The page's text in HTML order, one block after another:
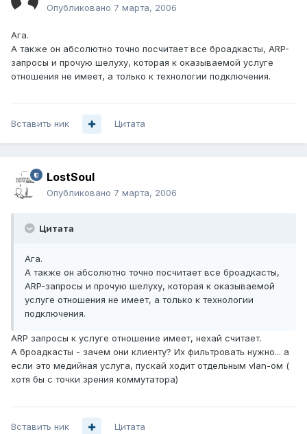
Опубликовано 7 марта, 2006
Ага.
А также он абсолютно точно посчитает все броадкасты, ARP-
запросы и прочую шелуху, которая к оказываемой услуге
отношения не имеет, а только к технологии подключения.
Вставить ник Цитата
LostSoul
Опубликовано 7 марта, 2006
Цитата
Ага.
А также он абсолютно точно посчитает все броадкасты,
ARP-запросы и прочую шелуху, которая к оказываемой
услуге отношения не имеет, а только к технологии
подключения.
ARP запросы к услуге отношение имеет, нехай считает.
А броадкасты - зачем они клиенту? Их фильтровать нужно... а
если это медийная услуга, пускай ходит отдельным vlan-ом (
хотя бы с точки зрения коммутатора)
Вставить ник Цитата